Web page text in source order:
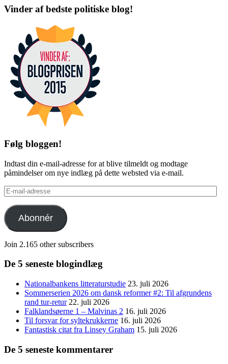
profile
on
profile
on
Vinder af bedste politiske blog!
Følg bloggen!
Indtast din e-mail-adresse for at blive tilmeldt og modtage
påmindelser om nye indlæg på dette websted via e-mail.
E-
mail-
adresse
Abonnér
Join 2.165 other subscribers
De 5 seneste blogindlæg
Nationalbankens litteraturstudie 23. juli 2026
Sommerserien 2026 om dansk reformer #2: Til afgrundens
rand tur-retur 22. juli 2026
Falklandsøerne 1 – Malvinas 2 16. juli 2026
Til forsvar for syltekrukkerne 16. juli 2026
Fantastisk citat fra Linsey Graham 15. juli 2026
De 5 seneste kommentarer